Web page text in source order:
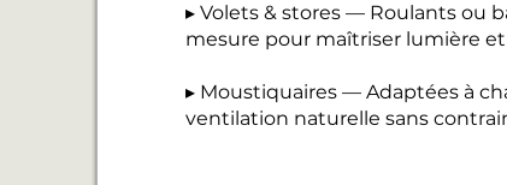
▸ Volets & stores — Roulants ou
mesure pour maîtriser lumière
▸ Moustiquaires — Adaptées à
ventilation naturelle sans